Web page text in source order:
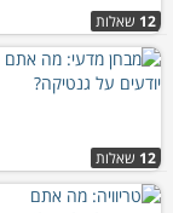
12 שאלות
12 שאלות